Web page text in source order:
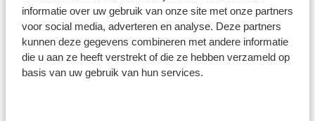
informatie over uw gebruik van onze site met onze partners
voor social media, adverteren en analyse. Deze partners
kunnen deze gegevens combineren met andere informatie
die u aan ze heeft verstrekt of die ze hebben verzameld op
basis van uw gebruik van hun services.